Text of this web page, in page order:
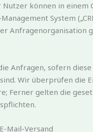
Nutzer können in einem
System
Anfragenorganisation
Anfragen, sofern
Wir überprüfen die
Ferner gelten die
Mail-Versand